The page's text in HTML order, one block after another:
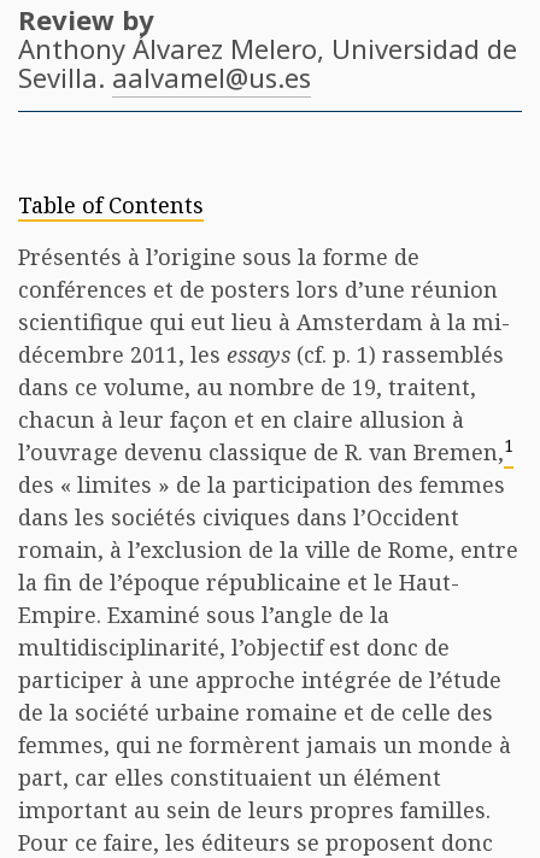
Review by
Anthony Álvarez Melero, Universidad de
Sevilla. aalvamel@us.es
Table of Contents
Présentés à l’origine sous la forme de
conférences et de posters lors d’une réunion
scientifique qui eut lieu à Amsterdam à la mi-
décembre 2011, les essays (cf. p. 1) rassemblés
dans ce volume, au nombre de 19, traitent,
chacun à leur façon et en claire allusion à
l’ouvrage devenu classique de R. van Bremen,1
des « limites » de la participation des femmes
dans les sociétés civiques dans l’Occident
romain, à l’exclusion de la ville de Rome, entre
la fin de l’époque républicaine et le Haut-
Empire. Examiné sous l’angle de la
multidisciplinarité, l’objectif est donc de
participer à une approche intégrée de l’étude
de la société urbaine romaine et de celle des
femmes, qui ne formèrent jamais un monde à
part, car elles constituaient un élément
important au sein de leurs propres familles.
Pour ce faire, les éditeurs se proposent donc